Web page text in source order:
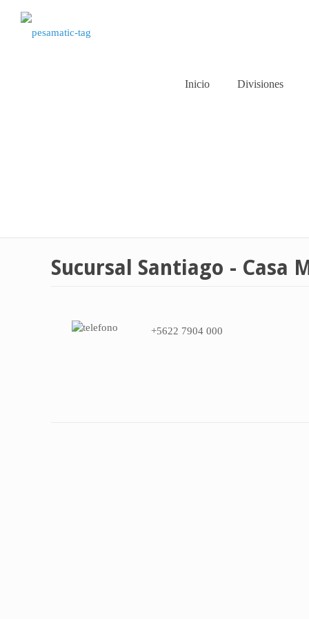
Inicio Divisiones
Sucursal Santiago - Casa
+5622 7904 000